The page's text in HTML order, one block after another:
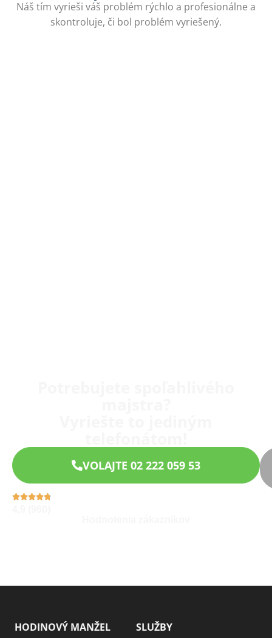
Náš tím vyrieši váš problém rýchlo a profesionálne a
skontroluje, či bol problém vyriešený.
VOLAJTE 02 222 059 53
HODINOVÝ MANŽEL SLUŽBY